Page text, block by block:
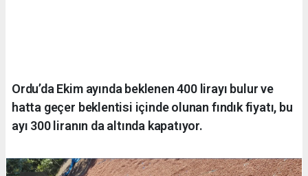
Ordu’da Ekim ayında beklenen 400 lirayı bulur ve
hatta geçer beklentisi içinde olunan fındık fiyatı, bu
ayı 300 liranın da altında kapatıyor.